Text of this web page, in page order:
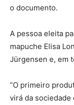
o documento.
A pessoa eleita
mapuche Elisa
Jürgensen e, em
“O primeiro
virá da sociedade